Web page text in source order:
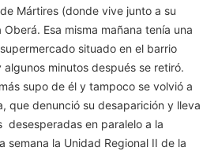
Mártires (donde vive junto a su
Esa misma mañana tenía una
situado en el barrio
minutos después se retiró.
supo de él y tampoco se volvió a
que denunció su desaparición y lleva
desesperadas en paralelo a la
semana la Unidad Regional II de la